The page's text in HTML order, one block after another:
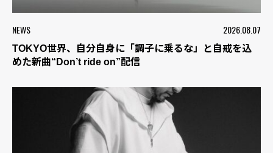
NEWS 2026.08.07
TOKYO世界、自分自身に「調子に乗るな」と自戒を込
めた新曲“Don’t ride on”配信